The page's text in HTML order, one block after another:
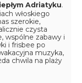
Adriatyku.
włoskiego
szerokie,
czysta
wspólne zabawy i
i frisbee po
muzyka,
chwila na plaży